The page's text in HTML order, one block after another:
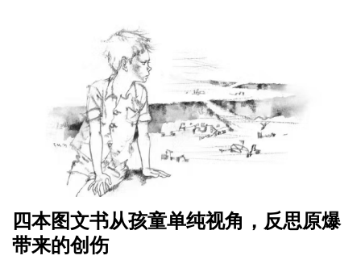
四本图文书从孩童单纯视角，反思原爆
带来的创伤